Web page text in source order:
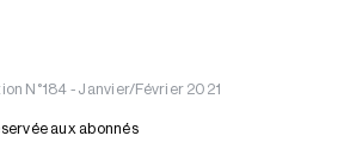
N°184 - Janvier/Février 2021
aux abonnés